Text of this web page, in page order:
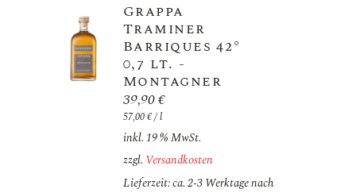
Grappa
Traminer
Barriques 42°
0,7 lt. -
Montagner
39,90€
57,00€/l
inkl. 19 % MwSt.
zzgl. Versandkosten
Lieferzeit: ca. 2-3 Werktage nach